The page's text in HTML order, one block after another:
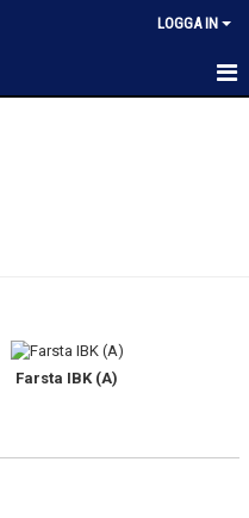
LOGGA IN
Farsta IBK (A)